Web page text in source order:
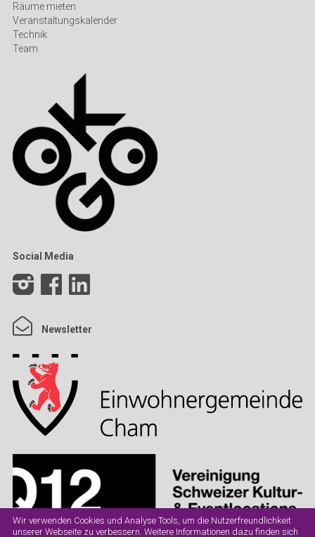
Räume mieten
Veranstaltungskalender
Technik
Team
Social Media
Newsletter
Wir verwenden Cookies und Analyse Tools, um die Nutzerfreundlichkeit
unserer Webseite zu verbessern. Weitere Informationen dazu finden sich